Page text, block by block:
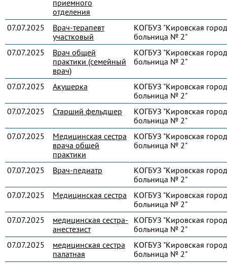
приемного
отделения
07.07.2025
Врач-терапевт
участковый
КОГБУЗ "Кировская
больница № 2"
07.07.2025
Врач общей
практики (семейный
врач)
КОГБУЗ "Кировская
больница № 2"
07.07.2025 Акушерка
КОГБУЗ "Кировская
больница № 2"
07.07.2025
Старший фельдшер
КОГБУЗ "Кировская
больница № 2"
07.07.2025
Медицинская сестра
врача общей
практики
КОГБУЗ "Кировская
больница № 2"
07.07.2025 Врач-педиатр
КОГБУЗ "Кировская
больница № 2"
07.07.2025
Медицинская сестра
КОГБУЗ "Кировская
больница № 2"
07.07.2025
медицинская сестра-
анестезист
КОГБУЗ "Кировская
больница № 2"
07.07.2025
медицинская сестра
палатная
КОГБУЗ "Кировская
больница № 2"